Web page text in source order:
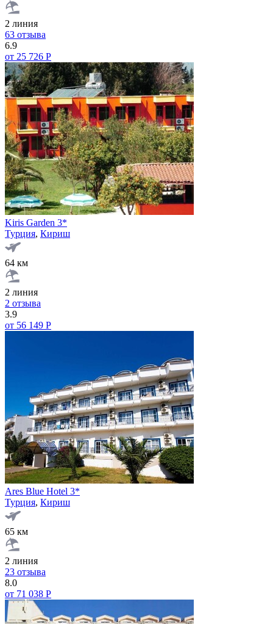
2 линия
63 отзыва
6.9
от 25 726 Р
Kiris Garden 3*
Турция, Кириш
64 км
2 линия
2 отзыва
3.9
от 56 149 Р
Ares Blue Hotel 3*
Турция, Кириш
65 км
2 линия
23 отзыва
8.0
от 71 038 Р